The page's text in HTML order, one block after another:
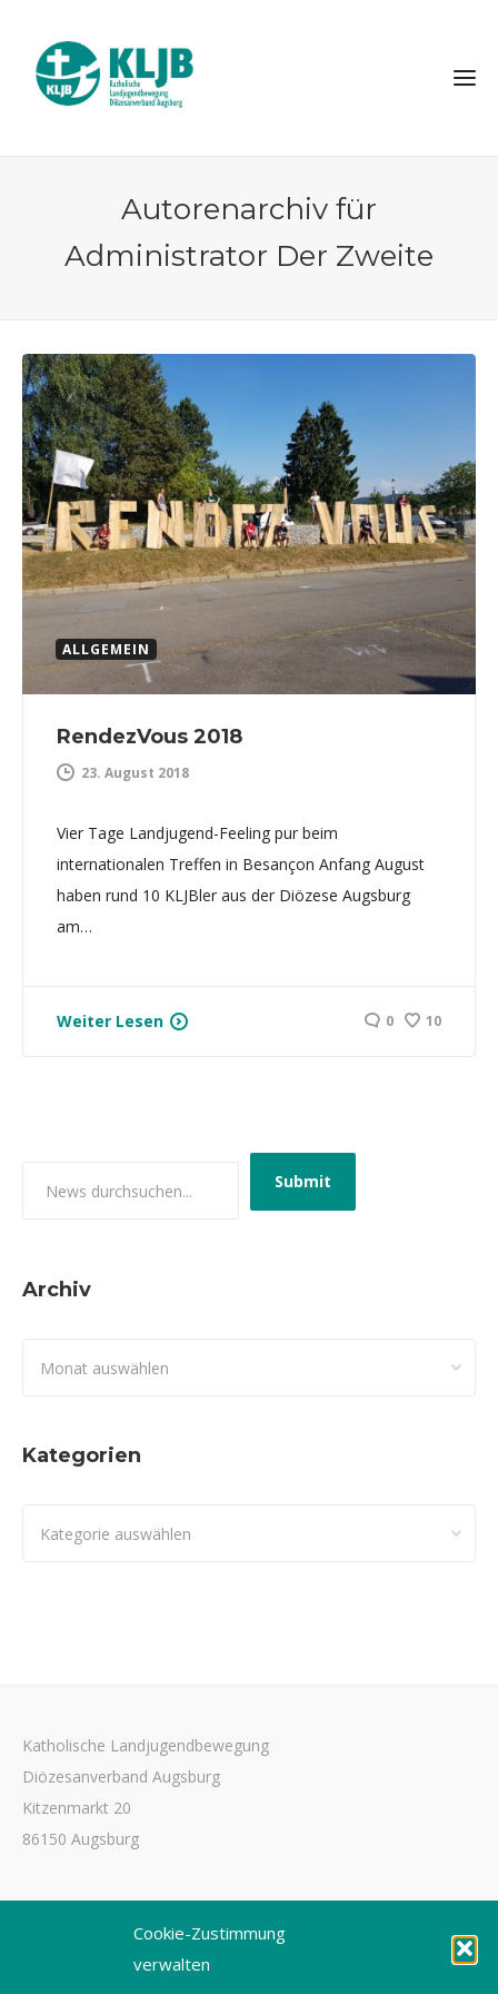
Cookie-Zustimmung
verwalten
Autorenarchiv für
Administrator Der Zweite
ALLGEMEIN
RendezVous 2018
23. August 2018
Vier Tage Landjugend-Feeling pur beim
internationalen Treffen in Besançon Anfang August
haben rund 10 KLJBler aus der Diözese Augsburg
am…
Weiter Lesen 0 10
Archiv
Kategorien
Katholische Landjugendbewegung
Diözesanverband Augsburg
Kitzenmarkt 20
86150 Augsburg
Fax 0821 3166-3459
E-Mail: dioezesanstelle@kljb-augsburg.de